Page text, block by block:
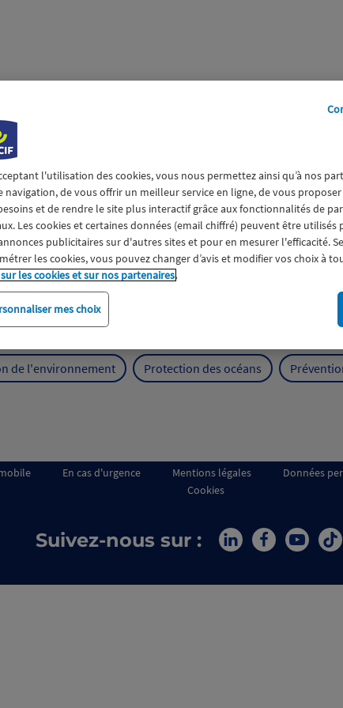
experts
Climat Engagement
de l'environnement Protection des océans
En cas d'urgence Mentions légales Données
Cookies
Suivez-nous sur :
l'utilisation des cookies, vous nous permettez ainsi qu’à nos
navigation, de vous offrir un meilleur service en ligne, de vous proposer
et de rendre le site plus interactif grâce aux fonctionnalités de
Les cookies et certaines données (email chiffré) peuvent être
publicitaires sur d'autres sites et pour en mesurer l'efficacité.
les cookies, vous pouvez changer d’avis et modifier vos choix à
les cookies et sur nos partenaires.
mes choix